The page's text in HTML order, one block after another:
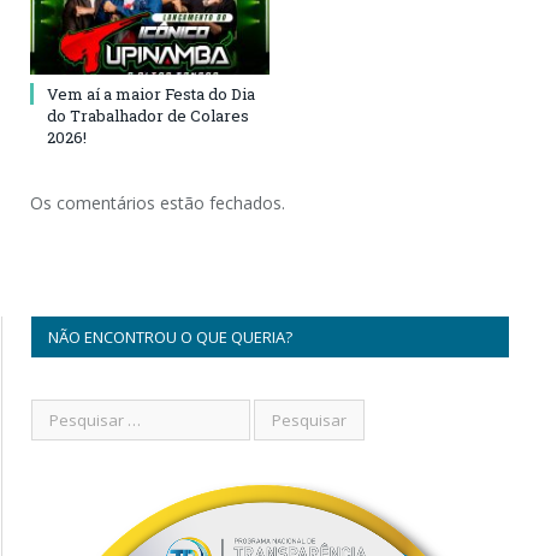
Vem aí a maior Festa do Dia
do Trabalhador de Colares
2026!
Os comentários estão fechados.
NÃO ENCONTROU O QUE QUERIA?